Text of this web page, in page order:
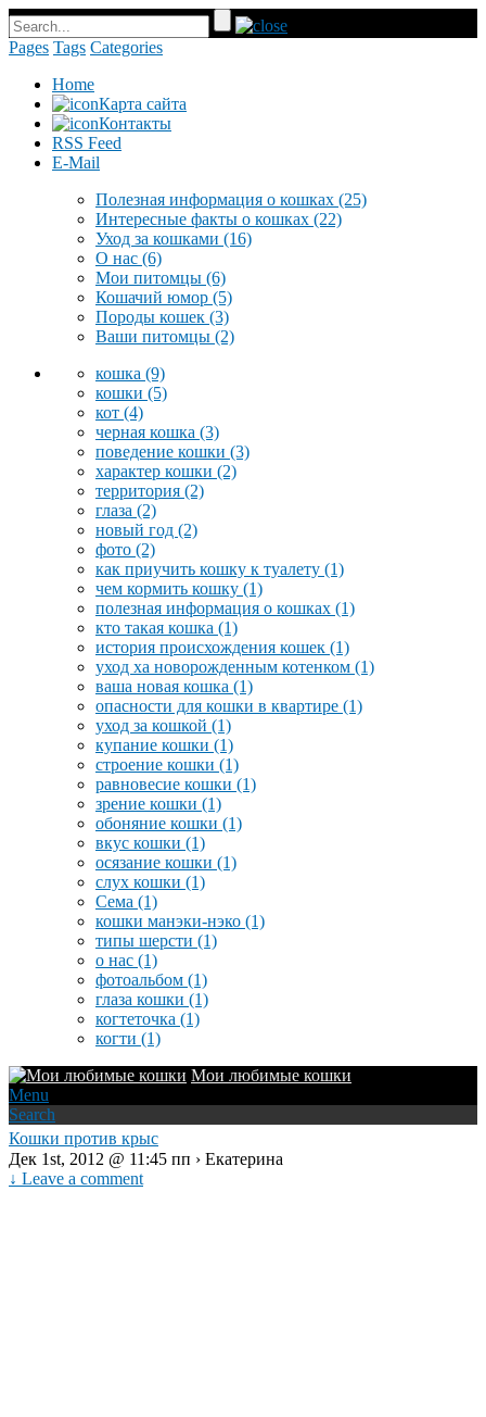
Pages Tags Categories
Home
Карта сайта
Контакты
RSS Feed
E-Mail
Полезная информация о кошках (25)
Интересные факты о кошках (22)
Уход за кошками (16)
О нас (6)
Мои питомцы (6)
Кошачий юмор (5)
Породы кошек (3)
Ваши питомцы (2)
кошка (9)
кошки (5)
кот (4)
черная кошка (3)
поведение кошки (3)
характер кошки (2)
территория (2)
глаза (2)
новый год (2)
фото (2)
как приучить кошку к туалету (1)
чем кормить кошку (1)
полезная информация о кошках (1)
кто такая кошка (1)
история происхождения кошек (1)
уход ха новорожденным котенком (1)
ваша новая кошка (1)
опасности для кошки в квартире (1)
уход за кошкой (1)
купание кошки (1)
строение кошки (1)
равновесие кошки (1)
зрение кошки (1)
обоняние кошки (1)
вкус кошки (1)
осязание кошки (1)
слух кошки (1)
Сема (1)
кошки манэки-нэко (1)
типы шерсти (1)
о нас (1)
фотоальбом (1)
глаза кошки (1)
когтеточка (1)
когти (1)
Мои любимые кошки
Menu
Search
Кошки против крыс
Дек 1st, 2012 @ 11:45 пп › Екатерина
↓ Leave a comment